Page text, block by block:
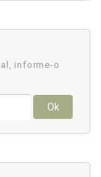
informe-o
Ok